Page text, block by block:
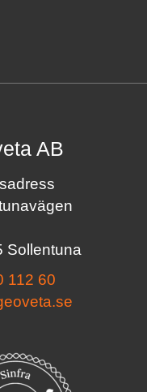
AB
Sollentuna
112 60